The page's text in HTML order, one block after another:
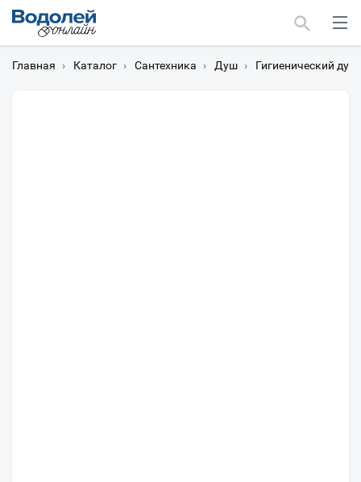
Главная › Каталог › Сантехника › Душ › Гигиенический душ